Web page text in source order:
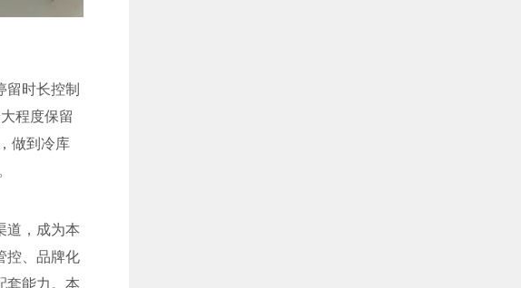
留时长控制
程度保留
做到冷库
道，成为本
控、品牌化
套能力。本